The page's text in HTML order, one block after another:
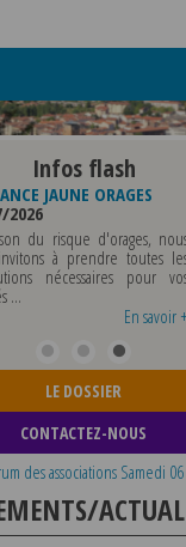
Infos flash
nous
les
vos
VIGILANCE JAUNE
CHALEUR
29/07/2026
Météo-France a
département du
métropole de Lyon
vigilance jaune ...
LE DOSSIER
CONTACTEZ-NOUS
des associations Samedi